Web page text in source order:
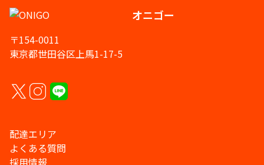
オニゴー
〒154-0011
東京都世田谷区上馬1-17-5
配達エリア
よくある質問